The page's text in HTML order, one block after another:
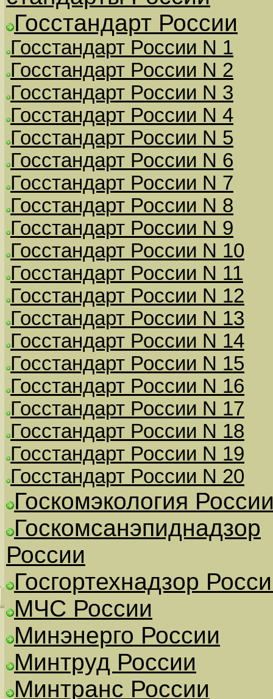
Госстандарт России
Госстандарт России N 1
Госстандарт России N 2
Госстандарт России N 3
Госстандарт России N 4
Госстандарт России N 5
Госстандарт России N 6
Госстандарт России N 7
Госстандарт России N 8
Госстандарт России N 9
Госстандарт России N 10
Госстандарт России N 11
Госстандарт России N 12
Госстандарт России N 13
Госстандарт России N 14
Госстандарт России N 15
Госстандарт России N 16
Госстандарт России N 17
Госстандарт России N 18
Госстандарт России N 19
Госстандарт России N 20
Госкомэкология
Госкомсанэпиднадзор
России
Госгортехнадзор
МЧС России
Минэнерго России
Минтруд России
Минтранс России